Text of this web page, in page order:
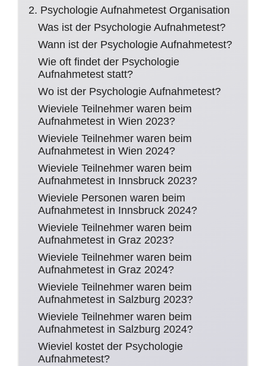
2. Psychologie Aufnahmetest Organisation
Was ist der Psychologie Aufnahmetest?
Wann ist der Psychologie Aufnahmetest?
Wie oft findet der Psychologie
Aufnahmetest statt?
Wo ist der Psychologie Aufnahmetest?
Wieviele Teilnehmer waren beim
Aufnahmetest in Wien 2023?
Wieviele Teilnehmer waren beim
Aufnahmetest in Wien 2024?
Wieviele Teilnehmer waren beim
Aufnahmetest in Innsbruck 2023?
Wieviele Personen waren beim
Aufnahmetest in Innsbruck 2024?
Wieviele Teilnehmer waren beim
Aufnahmetest in Graz 2023?
Wieviele Teilnehmer waren beim
Aufnahmetest in Graz 2024?
Wieviele Teilnehmer waren beim
Aufnahmetest in Salzburg 2023?
Wieviele Teilnehmer waren beim
Aufnahmetest in Salzburg 2024?
Wieviel kostet der Psychologie
Aufnahmetest?